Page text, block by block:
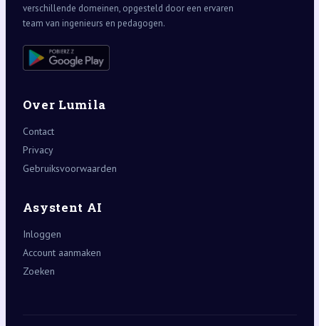
verschillende domeinen, opgesteld door een ervaren
team van ingenieurs en pedagogen.
Over Lumila
Contact
Privacy
Gebruiksvoorwaarden
Asystent AI
Inloggen
Account aanmaken
Zoeken